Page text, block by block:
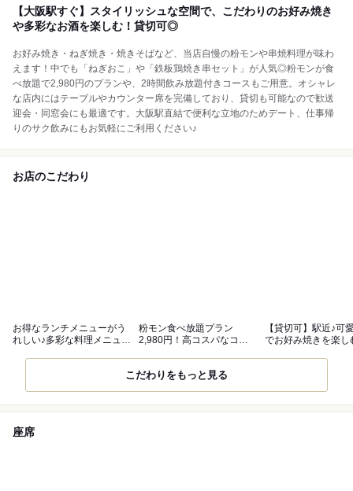
【大阪駅すぐ】スタイリッシュな空間で、こだわりのお好み焼き
や多彩なお酒を楽しむ！貸切可◎
お好み焼き・ねぎ焼き・焼きそばなど、当店自慢の粉モンや串焼料理が味わ
えます！中でも「ねぎおこ」や「鉄板鶏焼き串セット」が人気◎粉モンが食
べ放題で2,980円のプランや、2時間飲み放題付きコースもご用意。オシャレ
な店内にはテーブルやカウンター席を完備しており、貸切も可能なので歓送
迎会・同窓会にも最適です。大阪駅直結で便利な立地のためデート、仕事帰
りのサク飲みにもお気軽にご利用ください♪
お店のこだわり
お得なランチメニューがう
れしい♪多彩な料理メニュー
粉モン食べ放題プラン
2,980円！高コスパなコー
【貸切可】駅近♪可
でお好み焼きを楽し
こだわりをもっと見る
座席